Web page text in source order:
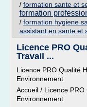
/ formation sante et
formation
/ formation hygiene
assistant en sante et
Licence PRO
Travail ...
Licence PRO Qualité
Environnement
Accueil / Licence
Environnement